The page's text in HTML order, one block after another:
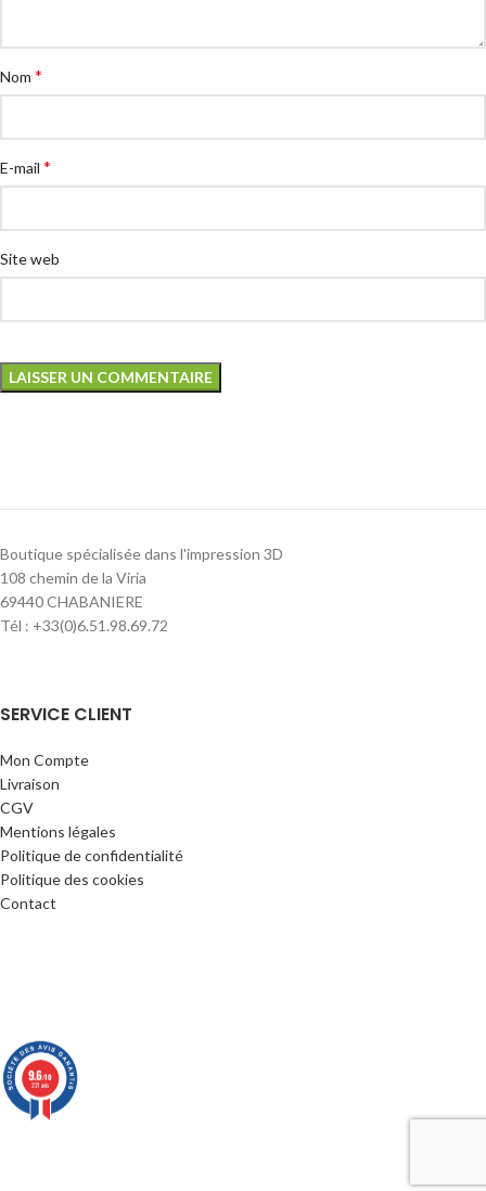
Nom *
E-mail *
Site web
Boutique spécialisée dans l'impression 3D
108 chemin de la Viria
69440 CHABANIERE
Tél : +33(0)6.51.98.69.72
SERVICE CLIENT
Mon Compte
Livraison
CGV
Mentions légales
Politique de confidentialité
Politique des cookies
Contact
9.6/10
221 avis